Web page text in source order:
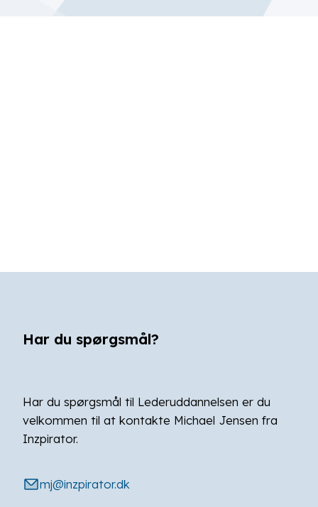
Har du spørgsmål?
Har du spørgsmål til Lederuddannelsen er du
velkommen til at kontakte Michael Jensen fra
Inzpirator.
mj@inzpirator.dk